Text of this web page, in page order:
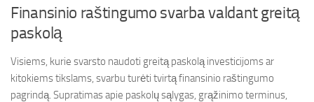
Finansinio raštingumo svarba valdant greitą
paskolą
Visiems, kurie svarsto naudoti greitą paskolą investicijoms ar
kitokiems tikslams, svarbu turėti tvirtą finansinio raštingumo
pagrindą. Supratimas apie paskolų sąlygas, grąžinimo terminus,